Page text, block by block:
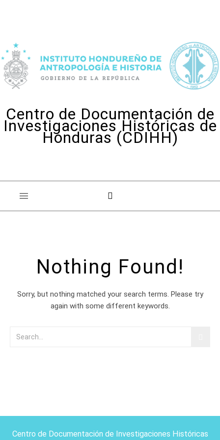
Centro de Documentación de
Investigaciones Históricas de
Honduras (CDIHH)
Nothing Found!
Sorry, but nothing matched your search terms. Please try
again with some different keywords.
Centro de Documentación de Investigaciones Históricas